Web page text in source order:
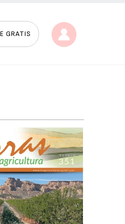
GRATIS